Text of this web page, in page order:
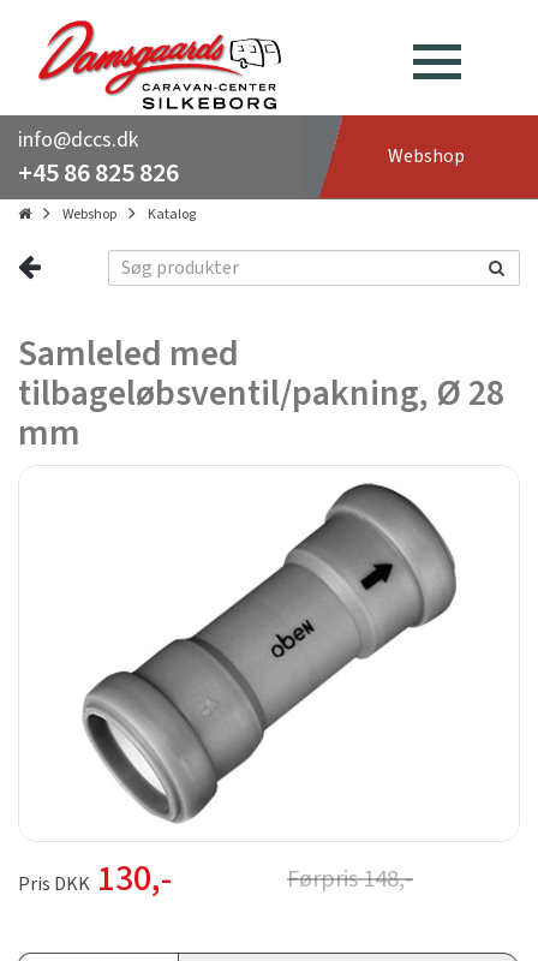
info@dccs.dk
+45 86 825 826 Webshop
Webshop Katalog
Samleled med
tilbageløbsventil/pakning, Ø 28
mm
Pris DKK 130,- Førpris148,-